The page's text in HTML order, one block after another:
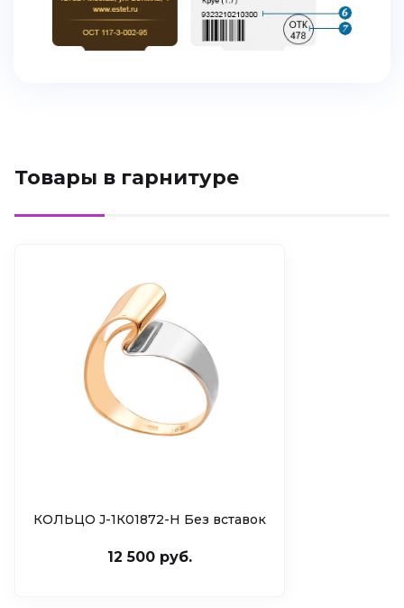
Товары в гарнитуре
КОЛЬЦО J-1К01872-H Без вставок
12 500 руб.